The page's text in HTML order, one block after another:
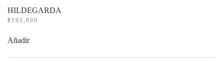
HILDEGARDA
$ 195,000
Añadir